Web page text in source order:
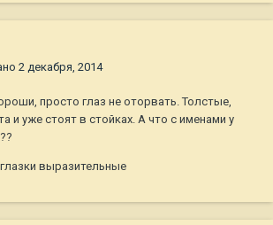
2 декабря, 2014
просто глаз не оторвать. Толстые,
и уже стоят в стойках. А что с именами у
выразительные